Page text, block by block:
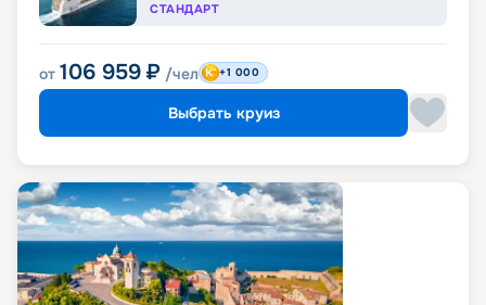
СТАНДАРТ
от 106 959 ₽ /чел +1 000
Выбрать круиз